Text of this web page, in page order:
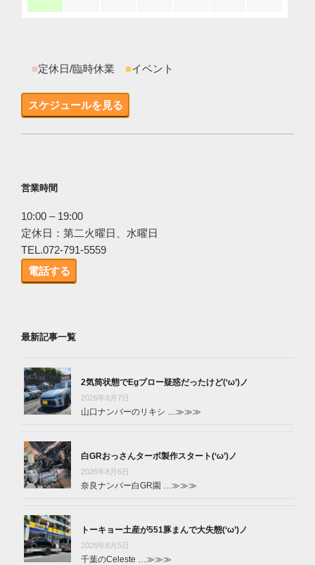
■定休日/臨時休業 ■イベント
スケジュールを見る
営業時間
10:00 – 19:00
定休日：第二火曜日、水曜日
TEL.072-791-5559
電話する
最新記事一覧
2気筒状態でEgブロー疑惑だったけど(‘ω’)ノ
2026年8月7日
山口ナンバーのリキシ …≫≫≫
白GRおっさんターボ製作スタート(‘ω’)ノ
2026年8月6日
奈良ナンバー白GR園 …≫≫≫
トーキョー土産が551豚まんで大失態(‘ω’)ノ
2026年8月5日
千葉のCeleste …≫≫≫